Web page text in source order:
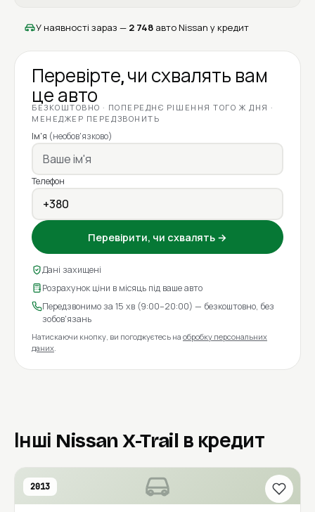
У наявності зараз — 2 748 авто Nissan у кредит
Перевірте, чи схвалять вам
це авто
БЕЗКОШТОВНО · ПОПЕРЕДНЄ РІШЕННЯ ТОГО Ж ДНЯ ·
МЕНЕДЖЕР ПЕРЕДЗВОНИТЬ
Ім'я (необов'язково)
Телефон
Перевірити, чи схвалять →
Дані захищені
Розрахунок ціни в місяць під ваше авто
Передзвонимо за 15 хв (9:00–20:00) — безкоштовно, без
зобов'язань
Натискаючи кнопку, ви погоджуєтесь на обробку персональних
даних.
Інші Nissan X-Trail в кредит
2013